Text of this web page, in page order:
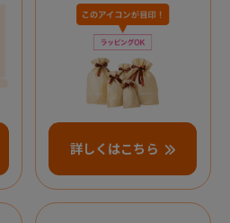
詳しくはこちら